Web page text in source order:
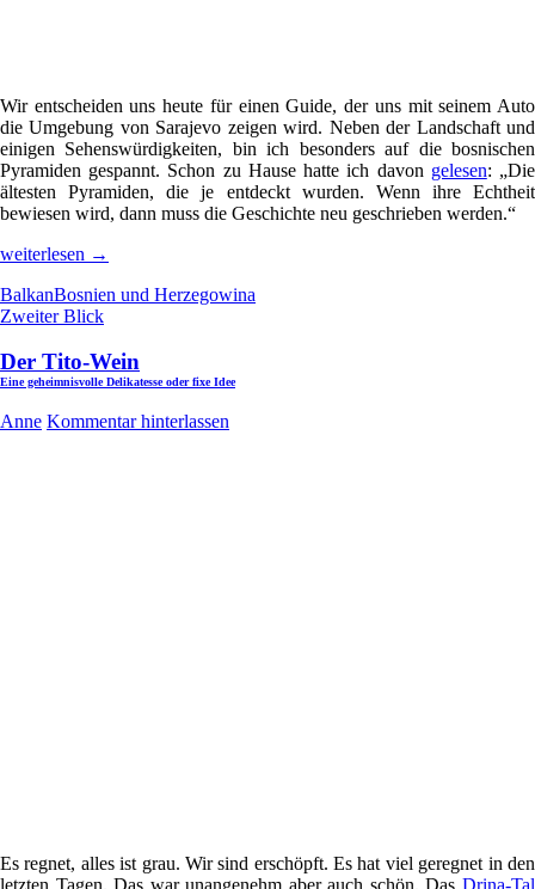
Wir entscheiden uns heute für einen Guide, der uns mit seinem Auto
die Umgebung von Sarajevo zeigen wird. Neben der Landschaft und
einigen Sehenswürdigkeiten, bin ich besonders auf die bosnischen
Pyramiden gespannt. Schon zu Hause hatte ich davon gelesen: „Die
ältesten Pyramiden, die je entdeckt wurden. Wenn ihre Echtheit
bewiesen wird, dann muss die Geschichte neu geschrieben werden.“
Das
der
bosnischen
weiterlesen →
BalkanBosnien und Herzegowina
Zweiter Blick
Der Tito-Wein
Eine geheimnisvolle Delikatesse oder fixe Idee
Anne Kommentar hinterlassen
Es regnet, alles ist grau. Wir sind erschöpft. Es hat viel geregnet in den
letzten Tagen. Das war unangenehm aber auch schön. Das Drina-Tal